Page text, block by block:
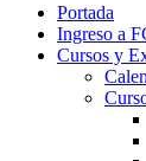
Portada
Ingreso a
Cursos y